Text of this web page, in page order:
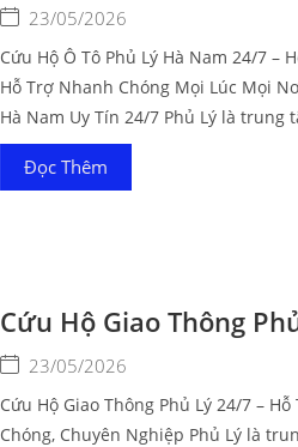
23/05/2026
Cứu Hộ Ô Tô Phủ Lý Hà Nam 24/7 –
Hỗ Trợ Nhanh Chóng Mọi Lúc Mọi
Hà Nam Uy Tín 24/7 Phủ Lý là trung
Đọc Thêm
Cứu Hộ Giao Thông
23/05/2026
Cứu Hộ Giao Thông Phủ Lý 24/7 –
Chóng, Chuyên Nghiệp Phủ Lý là